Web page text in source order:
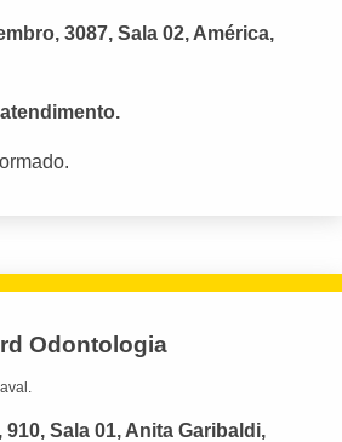
3087, Sala 02, América,
Odontologia
910, Sala 01, Anita Garibaldi,